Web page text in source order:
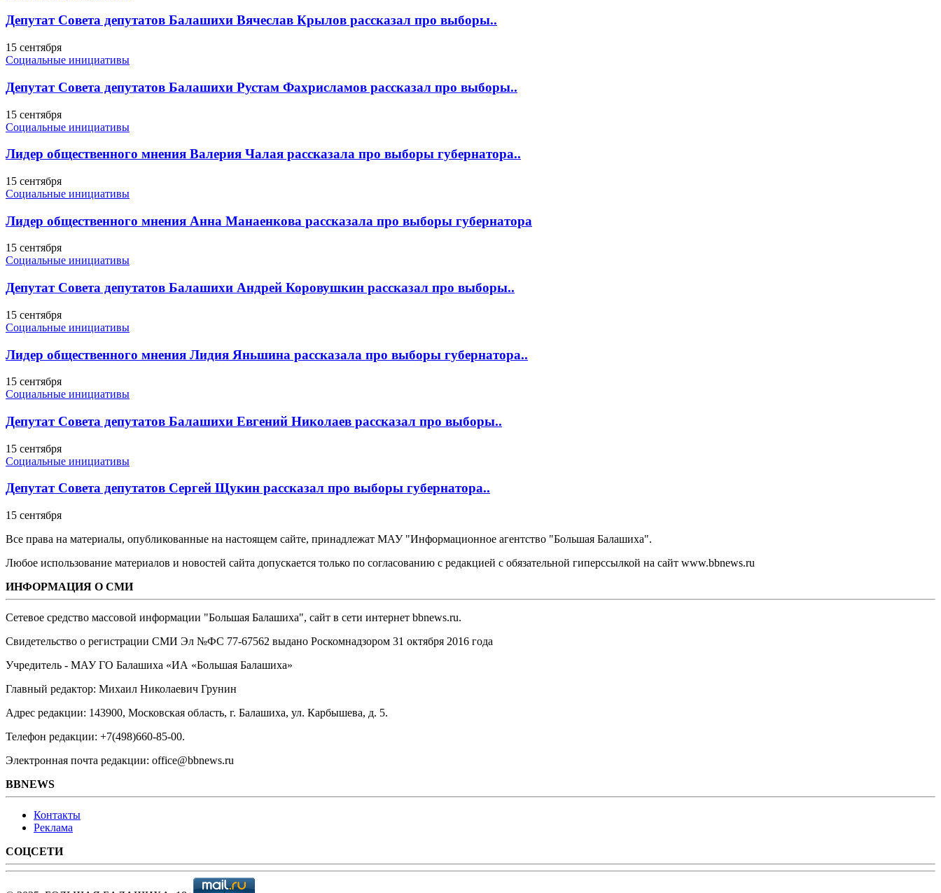
Депутат Совета депутатов Балашихи Вячеслав Крылов рассказал про выборы..
15 сентября
Социальные инициативы
Депутат Совета депутатов Балашихи Рустам Фахрисламов рассказал про выборы..
15 сентября
Социальные инициативы
Лидер общественного мнения Валерия Чалая рассказала про выборы губернатора..
15 сентября
Социальные инициативы
Лидер общественного мнения Анна Манаенкова рассказала про выборы губернатора
15 сентября
Социальные инициативы
Депутат Совета депутатов Балашихи Андрей Коровушкин рассказал про выборы..
15 сентября
Социальные инициативы
Лидер общественного мнения Лидия Яньшина рассказала про выборы губернатора..
15 сентября
Социальные инициативы
Депутат Совета депутатов Балашихи Евгений Николаев рассказал про выборы..
15 сентября
Социальные инициативы
Депутат Совета депутатов Сергей Щукин рассказал про выборы губернатора..
15 сентября
Все права на материалы, опубликованные на настоящем сайте, принадлежат МАУ "Информационное агентство "Большая Балашиха".
Любое использование материалов и новостей сайта допускается только по согласованию с редакцией с обязательной гиперссылкой на сайт www.bbnews.ru
ИНФОРМАЦИЯ О СМИ
Сетевое средство массовой информации "Большая Балашиха", сайт в сети интернет bbnews.ru.
Свидетельство о регистрации СМИ Эл №ФС ‎77-67562 выдано Роскомнадзором 31 октября 2016 года
Учредитель - МАУ ГО Балашиха «ИА «Большая Балашиха»
Главный редактор: Михаил Николаевич Грунин
Адрес редакции: 143900, Московская область, г. Балашиха, ул. Карбышева, д. 5.
Телефон редакции: +7(498)660-85-00.
Электронная почта редакции: office@bbnews.ru
BBNEWS
Контакты
Реклама
СОЦСЕТИ